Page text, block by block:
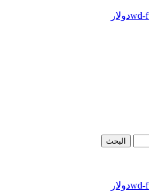
دولار
البحث
دولار